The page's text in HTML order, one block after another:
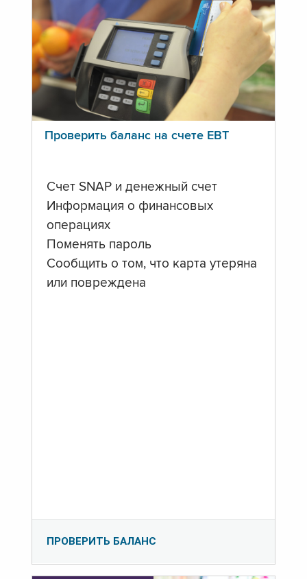
Проверить баланс на счете ЕВТ
Счет SNAP и денежный счет
Информация о финансовых
операциях
Поменять пароль
Сообщить о том, что карта утеряна
или повреждена
ПРОВЕРИТЬ БАЛАНС